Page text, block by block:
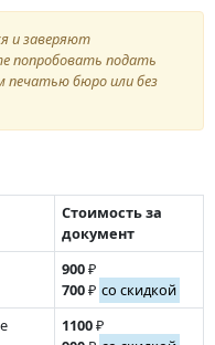
и заверяют
попробовать подать
печатью бюро или без
Стоимость за
документ
900₽
700₽ со скидкой
1100₽